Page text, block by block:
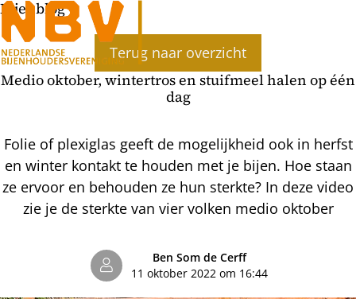
Bijenblog
Terug naar overzicht
Medio oktober, wintertros en stuifmeel halen op één
dag
Folie of plexiglas geeft de mogelijkheid ook in herfst
en winter kontakt te houden met je bijen. Hoe staan
ze ervoor en behouden ze hun sterkte? In deze video
zie je de sterkte van vier volken medio oktober
Ben Som de Cerff
11 oktober 2022 om 16:44